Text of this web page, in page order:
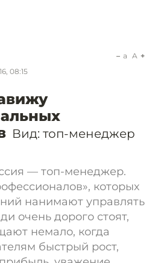
08:15
a A
Вид: топ-менеджер
— топ-менеджер.
которых
нанимают управлять
очень дорого стоят,
немало, когда
быстрый рост,